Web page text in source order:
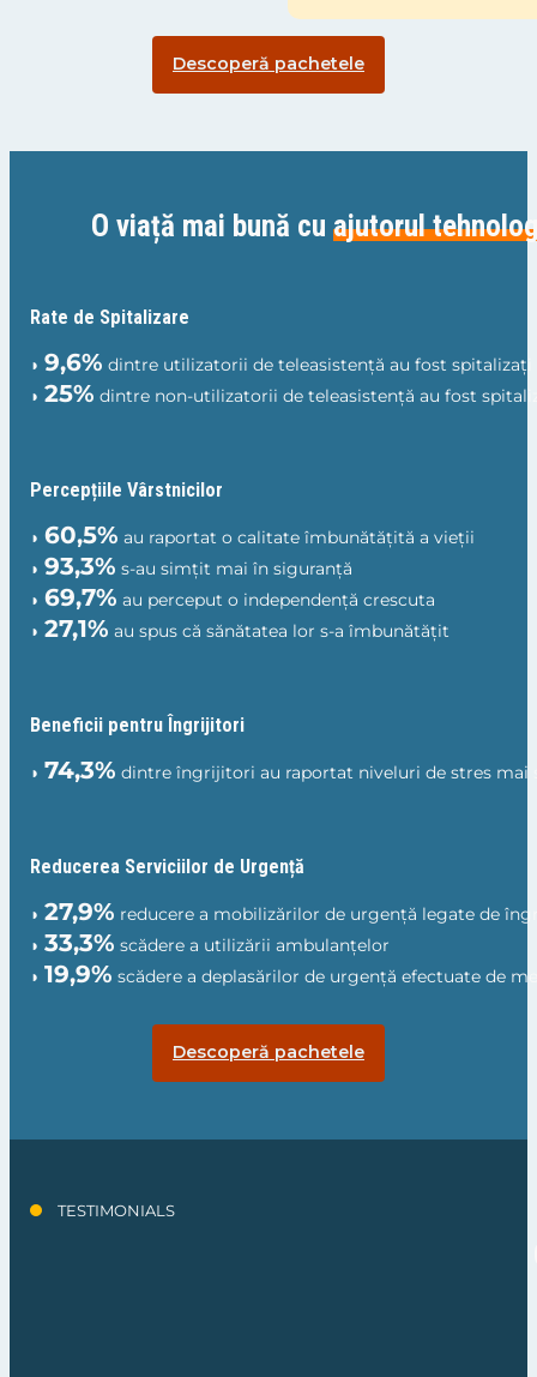
Descoperă pachetele
O viață mai bună cuajutorul
Rate de Spitalizare
◗9,6% dintre utilizatorii de teleasistență au fost spitalizați
◗25% dintre non-utilizatorii de teleasistență au fost
PercepțiileVârstnicilor
◗60,5% au raportat o calitate îmbunătățită a vieții
◗93,3% s-au simțit mai în siguranță
◗69,7% au perceput o independență crescuta
◗27,1% au spus că sănătatea lor s-a îmbunătățit
Beneficii pentru Îngrijitori
◗74,3% dintre îngrijitori au raportat niveluri de stres mai
Reducerea Serviciilor de Urgență
◗27,9% reducere a mobilizărilor de urgență legate de
◗33,3% scădere a utilizării ambulanțelor
◗19,9% scădere a deplasărilor de urgență efectuate de
Descoperă pachetele
TESTIMONIALS